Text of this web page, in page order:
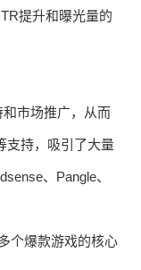
提升和曝光量的
市场推广，从而
支持，吸引了大量
、Pangle、
个爆款游戏的核心